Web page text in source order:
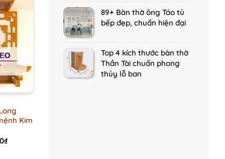
89+ Bàn thờ ông Táo tủ
bếp đẹp, chuẩn hiện đại
Top 4 kích thước bàn thờ
Thần Tài chuẩn phong
thủy lỗ ban
Kim
₫Current